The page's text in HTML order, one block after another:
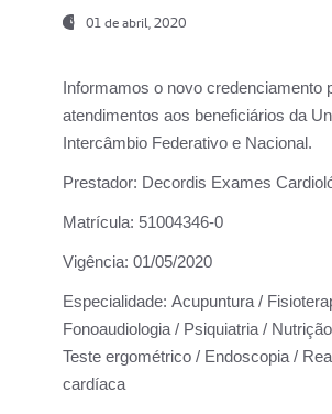
01 de abril, 2020
Informamos o novo credenciamento
atendimentos aos beneficiários da
Intercâmbio Federativo e Nacional.
Prestador: Decordis Exames
Matrícula: 51004346-0
Vigência: 01/05/2020
Especialidade: Acupuntura /
Fonoaudiologia / Psiquiatria /
Teste ergométrico / Endoscopia /
cardíaca